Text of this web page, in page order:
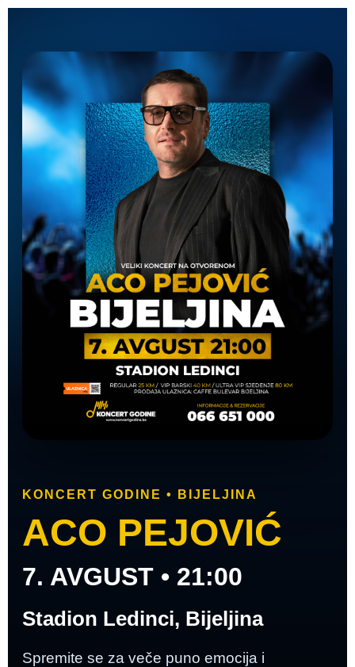
KONCERT GODINE • BIJELJINA
ACO PEJOVIĆ
7. AVGUST • 21:00
Stadion Ledinci, Bijeljina
Spremite se za veče puno emocija i